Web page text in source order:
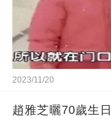
2023/11/20
趙雅芝曬70歲生